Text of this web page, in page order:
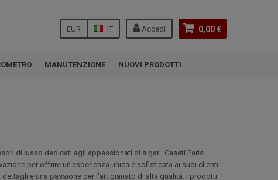
0,00 €
Accedi
IT
EUR
MANUTENZIONE NUOVI PRODOTTI
di lusso dedicati agli appassionati di sigari. Caseti Paris
per offrire un'esperienza unica e sofisticata ai suoi clienti.
e una passione per l'artigianato di alta qualità. I prodotti